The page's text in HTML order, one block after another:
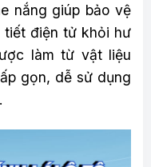
nắng giúp bảo vệ
tiết điện tử khỏi hư
làm từ vật liệu
gọn, dễ sử dụng